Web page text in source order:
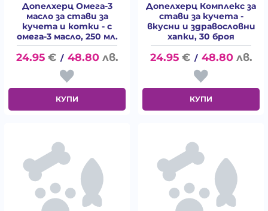
Допелхерц Омега-3
масло за стави за
кучета и котки - с
омега-3 масло, 250 мл.
24.95 € / 48.80 лв.
КУПИ
Допелхерц Комплекс за
стави за кучета -
вкусни и здравословни
хапки, 30 броя
24.95 € / 48.80 лв.
КУПИ